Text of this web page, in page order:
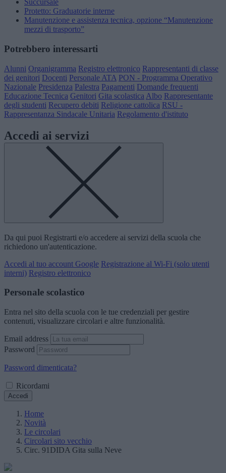
Succursale
Protetto: Graduatorie interne
Manutenzione e assistenza tecnica, opzione “Manutenzione
mezzi di trasporto”
Potrebbero interessarti
Alunni Organigramma Registro elettronico Rappresentanti di classe
dei genitori Docenti Personale ATA PON - Programma Operativo
Nazionale Presidenza Palestra Pagamenti Domande frequenti
Educazione Tecnica Genitori Gita scolastica Albo Rappresentante
degli studenti Recupero debiti Religione cattolica RSU -
Rappresentanza Sindacale Unitaria Regolamento d'istituto
Accedi ai servizi
Da qui puoi Registrarti e/o accedere ai servizi della scuola che
richiedono un'autenticazione.
Accedi al tuo account Google Registrazione al Wi-Fi (solo utenti
interni) Registro elettronico
Personale scolastico
Entra nel sito della scuola con le tue credenziali per gestire
contenuti, visualizzare circolari e altre funzionalità.
Email address
Password
Password dimenticata?
Ricordami
Accedi
Home
Novità
Le circolari
Circolari sito vecchio
Circ. 91DIDA Gita sulla Neve